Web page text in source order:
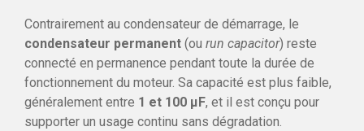
Contrairement au condensateur de démarrage, le
condensateur permanent (ou run capacitor) reste
connecté en permanence pendant toute la durée de
fonctionnement du moteur. Sa capacité est plus faible,
généralement entre 1 et 100 µF, et il est conçu pour
supporter un usage continu sans dégradation.